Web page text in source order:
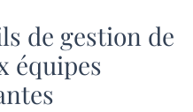
de gestion de
équipes